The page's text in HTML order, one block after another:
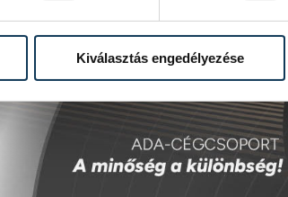
Kiválasztás engedélyezése